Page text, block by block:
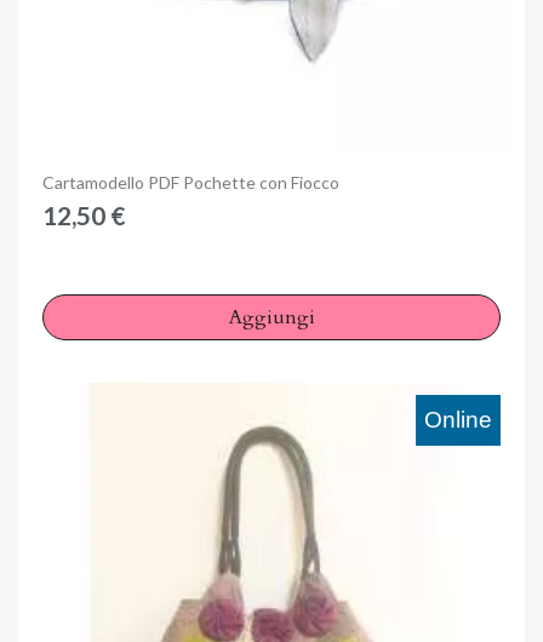
Anteprima
Cartamodello PDF Pochette con Fiocco
12,50 €
Aggiungi
Online